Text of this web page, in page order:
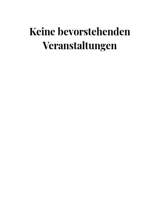
Keine bevorstehenden
Veranstaltungen